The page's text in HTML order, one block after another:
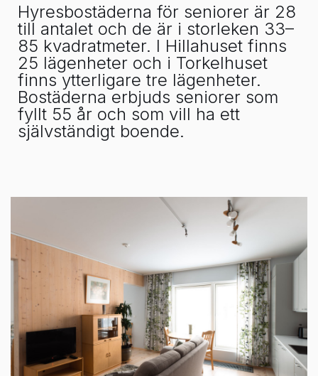
Hyresbostäderna för seniorer är 28
till antalet och de är i storleken 33–
85 kvadratmeter. I Hillahuset finns
25 lägenheter och i Torkelhuset
finns ytterligare tre lägenheter.
Bostäderna erbjuds seniorer som
fyllt 55 år och som vill ha ett
självständigt boende.